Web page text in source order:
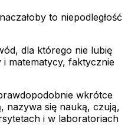
to niepodległość
dla którego nie lubię
matematycy, faktycznie
wkrótce
nazywa się nauką, czują,
i w laboratoriach